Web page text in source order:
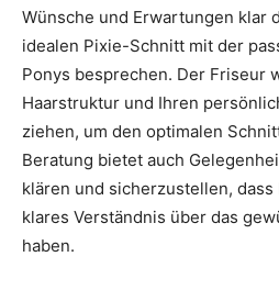
Wünsche und Erwartungen klar
idealen Pixie-Schnitt mit der
Ponys besprechen. Der Friseur
Haarstruktur und Ihren
ziehen, um den optimalen
Beratung bietet auch
klären und sicherzustellen,
klares Verständnis über das
haben.